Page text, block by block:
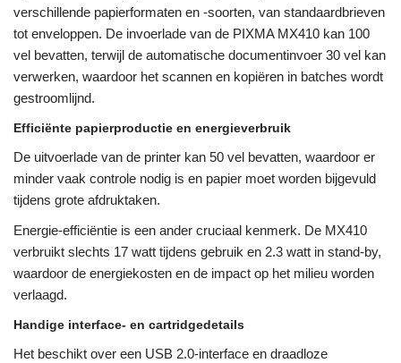
verschillende papierformaten en -soorten, van standaardbrieven
tot enveloppen. De invoerlade van de PIXMA MX410 kan 100
vel bevatten, terwijl de automatische documentinvoer 30 vel kan
verwerken, waardoor het scannen en kopiëren in batches wordt
gestroomlijnd.
Efficiënte papierproductie en energieverbruik
De uitvoerlade van de printer kan 50 vel bevatten, waardoor er
minder vaak controle nodig is en papier moet worden bijgevuld
tijdens grote afdruktaken.
Energie-efficiëntie is een ander cruciaal kenmerk. De MX410
verbruikt slechts 17 watt tijdens gebruik en 2.3 watt in stand-by,
waardoor de energiekosten en de impact op het milieu worden
verlaagd.
Handige interface- en cartridgedetails
Het beschikt over een USB 2.0-interface en draadloze